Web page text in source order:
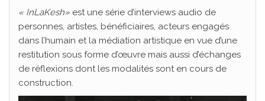
« InLaKesh» est une série d’interviews audio de
personnes, artistes, bénéficiaires, acteurs engagés
dans l’humain et la médiation artistique en vue d’une
restitution sous forme d’œuvre mais aussi d’échanges
de réflexions dont les modalités sont en cours de
construction.